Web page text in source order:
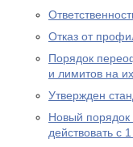
Отказ от
Порядок
и лимитов на
Утвержден
Новый порядок
действовать с